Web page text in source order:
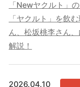
「Newヤクルト」
「ヤクルト」を飲
ん、松坂桃李さん
解説！
2026.04.10